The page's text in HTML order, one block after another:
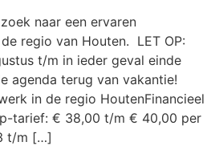
naar een ervaren
regio van Houten. LET OP:
t/m in ieder geval einde
agenda terug van vakantie!
in de regio HoutenFinancieel
tarief: € 38,00 t/m € 40,00 per
t/m […]